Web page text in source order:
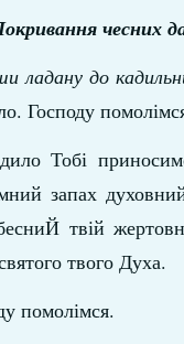
чесних
ладану до
Господу
Тобі
запах
твій
твого Духа.
помолімся.